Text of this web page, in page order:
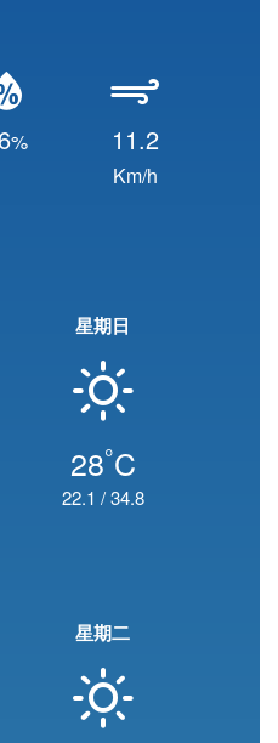
% 11.2
Km/h
星期日
28°C
22.1 /34.8
星期二